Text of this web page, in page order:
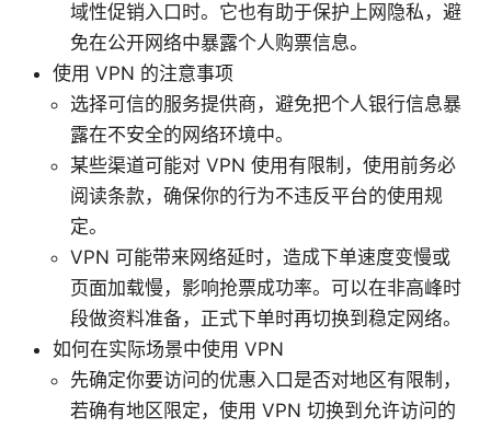
域性促销入口时。它也有助于保护上网隐私，避
免在公开网络中暴露个人购票信息。
使用 VPN 的注意事项
选择可信的服务提供商，避免把个人银行信息暴
露在不安全的网络环境中。
某些渠道可能对 VPN 使用有限制，使用前务必
阅读条款，确保你的行为不违反平台的使用规
定。
VPN 可能带来网络延时，造成下单速度变慢或
页面加载慢，影响抢票成功率。可以在非高峰时
段做资料准备，正式下单时再切换到稳定网络。
如何在实际场景中使用 VPN
先确定你要访问的优惠入口是否对地区有限制，
若确有地区限定，使用 VPN 切换到允许访问的